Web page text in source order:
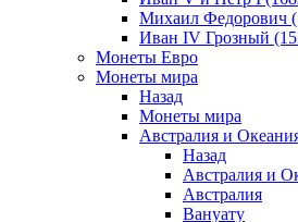
Михаил Федорович
Иван IV Грозный
Монеты Евро
Монеты мира
Назад
Монеты мира
Австралия и
Назад
Австралия и
Австралия
Вануату